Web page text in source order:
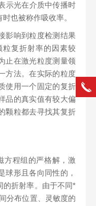
示光在介质中传播时
也被称作吸收率。
响到粒度检测结果
复折射率的因素较
止在激光粒度测量领
方法。在实际的粒度
使用一个固定的复折
品的真实值有较大偏
颗粒都去寻找其复折
程组的严格解，激
球形且各向同性的，
的折射率。由于不同*
分布位置、灵敏度的